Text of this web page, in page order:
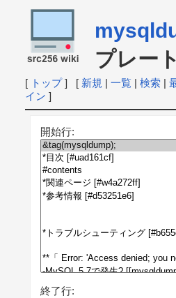
プレー
[ トップ] [ 新規 | 一覧| 検索|
イン ]
開始行:
終了行: